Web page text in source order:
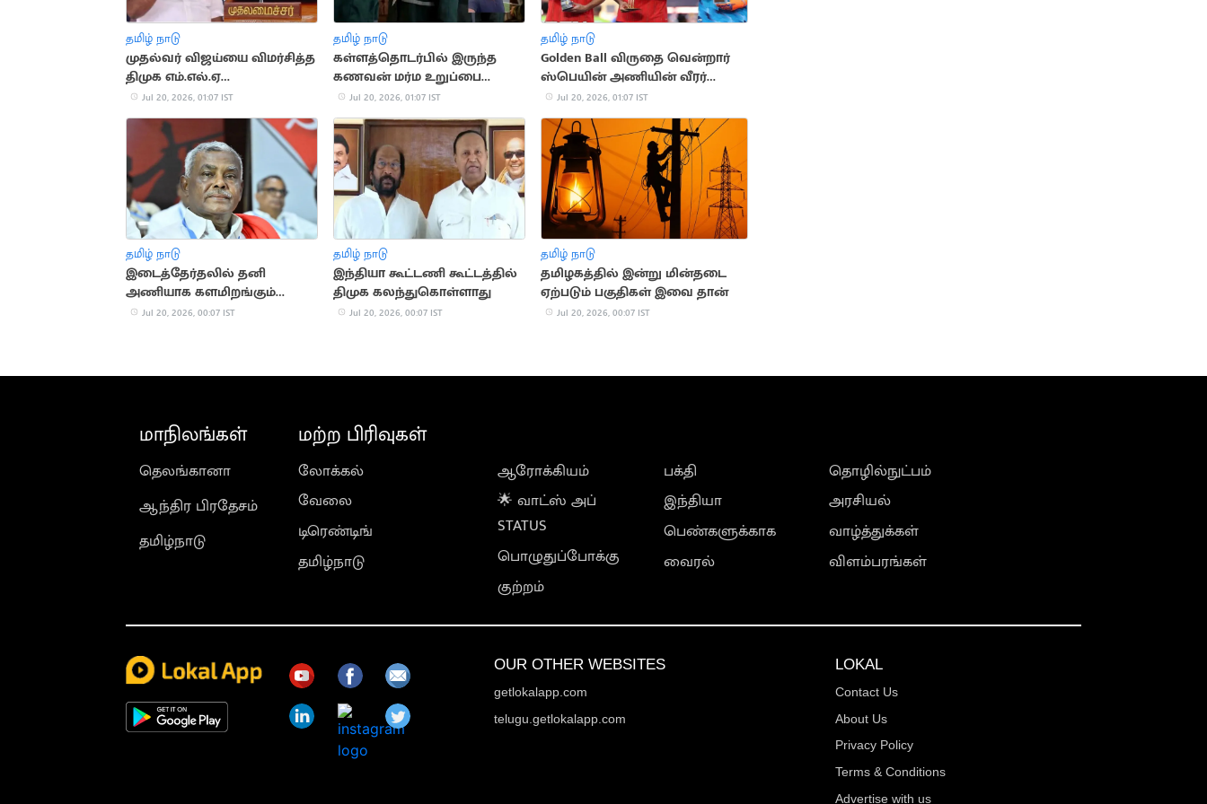
தமிழ் நாடு
முதல்வர் விஜய்யை விமர்சித்த
திமுக எம்.எல்.ஏ
மார்க்கண்டேயன் கைது
Jul 20, 2026, 01:07 IST
தமிழ் நாடு
கள்ளத்தொடர்பில் இருந்த
கணவன் மர்ம உறுப்பை
கடித்து துப்பிய மனைவி
Jul 20, 2026, 01:07 IST
தமிழ் நாடு
Golden Ball விருதை வென்றார்
ஸ்பெயின் அணியின் வீரர்
ரோட்ரி
Jul 20, 2026, 01:07 IST
தமிழ் நாடு
இடைத்தேர்தலில் தனி
அணியாக களமிறங்கும்
கம்யூனிஸ்டுகள்
Jul 20, 2026, 00:07 IST
தமிழ் நாடு
இந்தியா கூட்டணி கூட்டத்தில்
திமுக கலந்துகொள்ளாது
Jul 20, 2026, 00:07 IST
தமிழ் நாடு
தமிழகத்தில் இன்று மின்தடை
ஏற்படும் பகுதிகள் இவை தான்
Jul 20, 2026, 00:07 IST
மாநிலங்கள்
தெலங்கானா
ஆந்திர பிரதேசம்
தமிழ்நாடு
மற்ற பிரிவுகள்
லோக்கல்
வேலை
டிரெண்டிங்
தமிழ்நாடு
ஆரோக்கியம்
🌟 வாட்ஸ் அப்
STATUS
பொழுதுப்போக்கு
குற்றம்
பக்தி
இந்தியா
பெண்களுக்காக
வைரல்
தொழில்நுட்பம்
அரசியல்
வாழ்த்துக்கள்
விளம்பரங்கள்
OUR OTHER WEBSITES
getlokalapp.com
telugu.getlokalapp.com
LOKAL
Contact Us
About Us
Privacy Policy
Terms & Conditions
Advertise with us